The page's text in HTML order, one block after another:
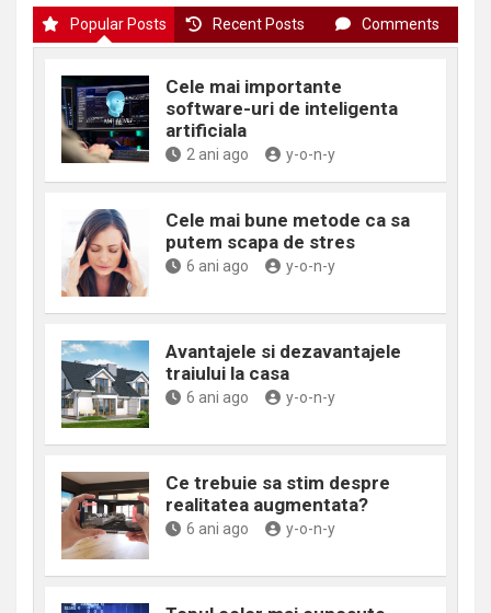
Popular Posts Recent Posts Comments
Cele mai importante
software-uri de inteligenta
artificiala
2 ani ago y-o-n-y
Cele mai bune metode ca sa
putem scapa de stres
6 ani ago y-o-n-y
Avantajele si dezavantajele
traiului la casa
6 ani ago y-o-n-y
Ce trebuie sa stim despre
realitatea augmentata?
6 ani ago y-o-n-y